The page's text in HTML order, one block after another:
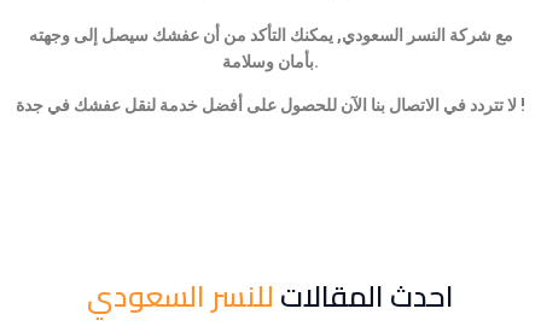
مع شركة النسر السعودي, يمكنك التأكد من أن عفشك سيصل إلى وجهته
بأمان وسلامة.
لا تتردد في الاتصال بنا الآن للحصول على أفضل خدمة لنقل عفشك في جدة !
احدث المقالاتللنسر السعودي